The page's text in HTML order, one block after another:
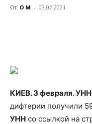
От О М - 03.02.2021
КИЕВ. 3 февраля.
дифтерии получили
УНН со ссылкой на